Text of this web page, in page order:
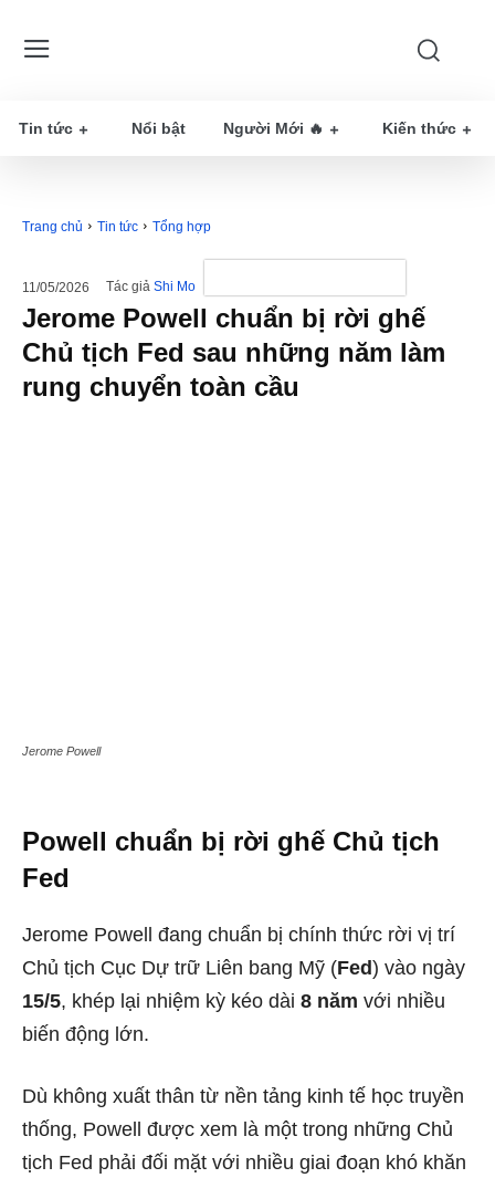
Tin tức Nổi bật Người Mới 🔥 Kiến thức
Trang chủ Tin tức Tổng hợp
11/05/2026 Tác giả Shi Mo
Jerome Powell chuẩn bị rời ghế
Chủ tịch Fed sau những năm làm
rung chuyển toàn cầu
Jerome Powell
Powell chuẩn bị rời ghế Chủ tịch
Fed
Jerome Powell đang chuẩn bị chính thức rời vị trí
Chủ tịch Cục Dự trữ Liên bang Mỹ (Fed) vào ngày
15/5, khép lại nhiệm kỳ kéo dài 8 năm với nhiều
biến động lớn.
Dù không xuất thân từ nền tảng kinh tế học truyền
thống, Powell được xem là một trong những Chủ
tịch Fed phải đối mặt với nhiều giai đoạn khó khăn